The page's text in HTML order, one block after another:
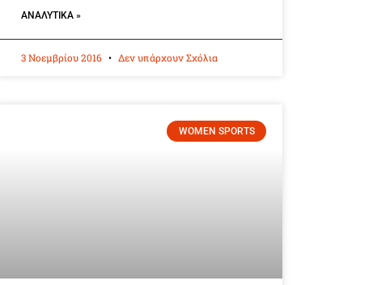
ΑΝΑΛΥΤΙΚΆ »
3 Νοεμβρίου 2016 Δεν υπάρχουν Σχόλια
WOMEN SPORTS